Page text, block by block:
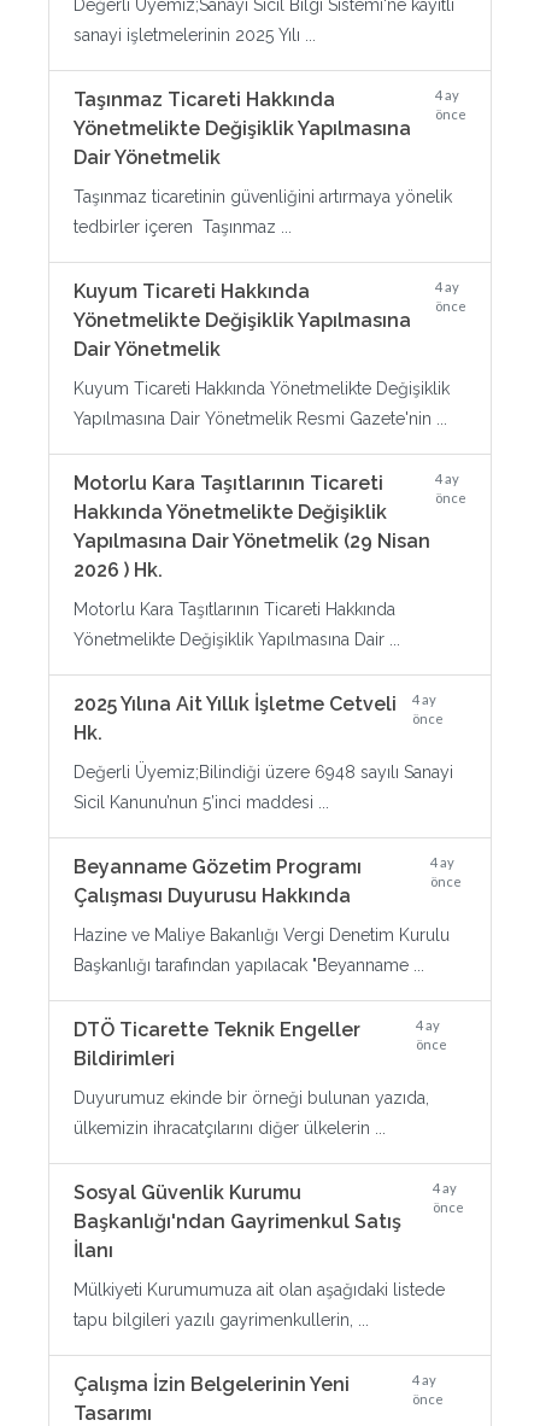
Değerli Üyemiz;Sanayi Sicil Bilgi Sistemi'ne kayıtlı
sanayi işletmelerinin 2025 Yılı ...
Taşınmaz Ticareti Hakkında
Yönetmelikte Değişiklik Yapılmasına
Dair Yönetmelik
4 ay
önce
Taşınmaz ticaretinin güvenliğini artırmaya yönelik
tedbirler içeren Taşınmaz ...
Kuyum Ticareti Hakkında
Yönetmelikte Değişiklik Yapılmasına
Dair Yönetmelik
4 ay
önce
Kuyum Ticareti Hakkında Yönetmelikte Değişiklik
Yapılmasına Dair Yönetmelik Resmi Gazete'nin ...
Motorlu Kara Taşıtlarının Ticareti
Hakkında Yönetmelikte Değişiklik
Yapılmasına Dair Yönetmelik (29 Nisan
2026 ) Hk.
4 ay
önce
Motorlu Kara Taşıtlarının Ticareti Hakkında
Yönetmelikte Değişiklik Yapılmasına Dair ...
2025 Yılına Ait Yıllık İşletme Cetveli
Hk.
4 ay
önce
Değerli Üyemiz;Bilindiği üzere 6948 sayılı Sanayi
Sicil Kanunu’nun 5’inci maddesi ...
Beyanname Gözetim Programı
Çalışması Duyurusu Hakkında
4 ay
önce
Hazine ve Maliye Bakanlığı Vergi Denetim Kurulu
Başkanlığı tarafından yapılacak "Beyanname ...
DTÖ Ticarette Teknik Engeller
Bildirimleri
4 ay
önce
Duyurumuz ekinde bir örneği bulunan yazıda,
ülkemizin ihracatçılarını diğer ülkelerin ...
Sosyal Güvenlik Kurumu
Başkanlığı'ndan Gayrimenkul Satış
İlanı
4 ay
önce
Mülkiyeti Kurumumuza ait olan aşağıdaki listede
tapu bilgileri yazılı gayrimenkullerin, ...
Çalışma İzin Belgelerinin Yeni
Tasarımı
4 ay
önce